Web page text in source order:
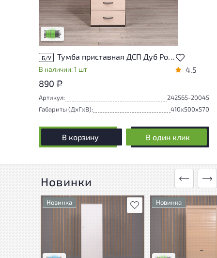
У товара присутствуют незначительные
следы эксплуатации, не влияющие на
удобство его использования
Низкая степень износа
Б/У Тумба приставная ДСП Дуб Россия
В наличии: 1 шт 4.5
890 Р
Артикул:
242565-20045
Габариты (ДxГxВ):
410x500x570
В корзину В один клик
Новинки
В избранное
Новинка
Состояние товара
присутствовать
Новинка
У товара
незначительные
эксплуатации, не